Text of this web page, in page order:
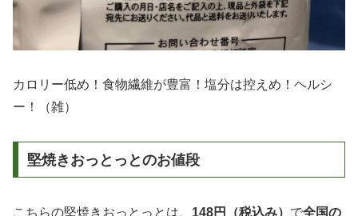
カロリー低め！食物繊維が豊富！塩分は控えめ！ヘルシ
ー！（雑）
堅焼きおっとっとのお値段
こちらの堅焼きおっとっとは、 148円（税込み） で全国の